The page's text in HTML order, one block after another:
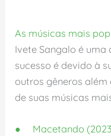
As músicas mais
Ivete Sangalo é uma
sucesso é devido à
outros gêneros além
de suas músicas
● Macetando